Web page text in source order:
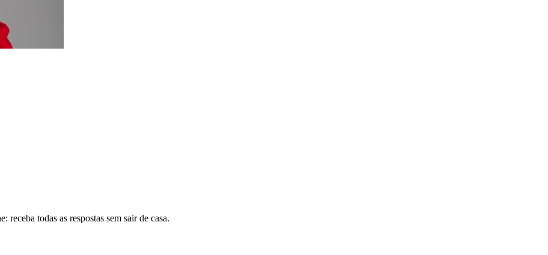
todas as respostas sem sair de casa.